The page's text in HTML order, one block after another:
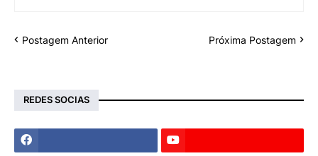
Postagem Anterior Próxima Postagem
REDES SOCIAS